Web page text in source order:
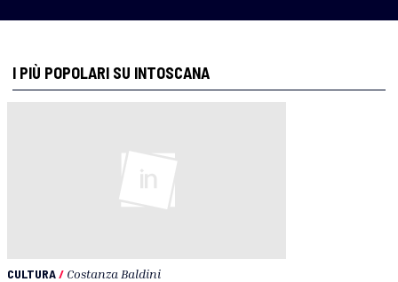
I PIÙ POPOLARI SU INTOSCANA
CULTURA/ Costanza Baldini